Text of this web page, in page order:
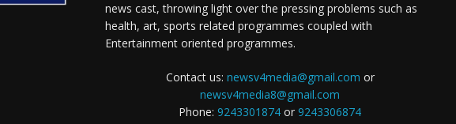
news cast, throwing light over the pressing problems such as
health, art, sports related programmes coupled with
Entertainment oriented programmes.
Contact us: newsv4media@gmail.com or
newsv4media8@gmail.com
Phone: 9243301874 or 9243306874